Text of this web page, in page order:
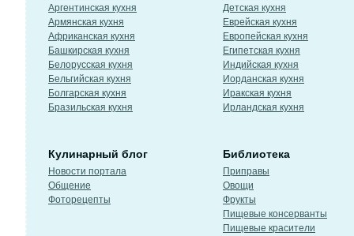
Аргентинская кухня
Армянская кухня
Африканская кухня
Башкирская кухня
Белорусская кухня
Бельгийская кухня
Болгарская кухня
Бразильская кухня
Детская кухня
Еврейская кухня
Европейская кухня
Египетская кухня
Индийская кухня
Иорданская кухня
Иракская кухня
Ирландская кухня
Кулинарный блог
Новости портала
Общение
Фоторецепты
Библиотека
Приправы
Овощи
Фрукты
Пищевые консерванты
Пищевые красители